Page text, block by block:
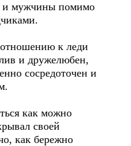
и мужчины помимо
к леди
и дружелюбен,
сосредоточен и
как можно
своей
как бережно